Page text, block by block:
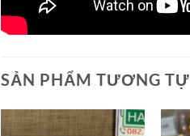
SẢN PHẨM TƯƠNG TỰ